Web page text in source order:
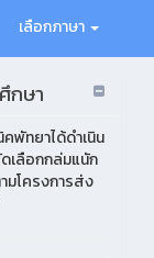
เลือกภาษา
กษา
พัทยาได้ดำเนิน
เลือกกล่มแนัก
มโครงการส่ง